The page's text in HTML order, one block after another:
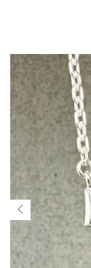
$607.360